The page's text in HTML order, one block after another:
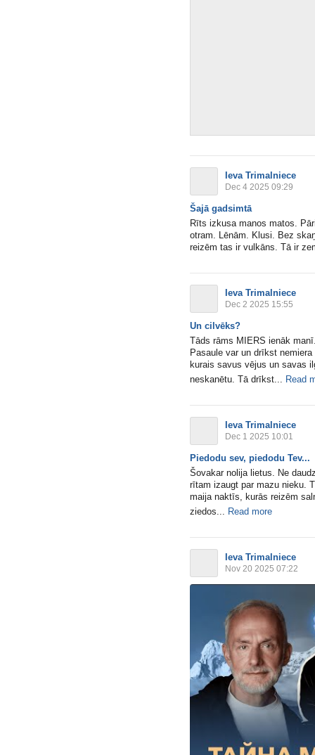
Ieva Trimalniece
Dec 4 2025 09:29
Šajā gadsimtā
Rīts izkusa manos matos.
otram. Lēnām. Klusi. Bez
reizēm tas ir vulkāns. Tā ir
Ieva Trimalniece
Dec 2 2025 15:55
Un cilvēks?
Tāds rāms MIERS ienāk
Pasaule var un drīkst
kurais savus vējus un savas
neskanētu. Tā drīkst... Read
Ieva Trimalniece
Dec 1 2025 10:01
Piedodu sev, piedodu Tev...
Šovakar nolija lietus. Ne
rītam izaugt par mazu nieku.
maija naktīs, kurās reizēm
ziedos... Read more
Ieva Trimalniece
Nov 20 2025 07:22